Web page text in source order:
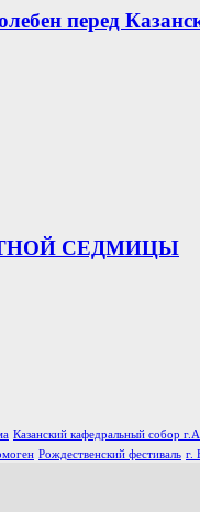
перед
СЕДМИЦЫ
Казанский кафедральный собор
Рождественский фестиваль г.